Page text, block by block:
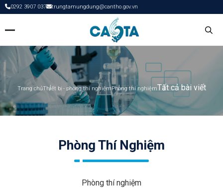
0292 3907 037 trungtamungdung@cantho.gov.vn
Trang chủThiết bị - phòng thí nghiệmPhòng thí nghiệmTất cả bài viết
Phòng Thí Nghiệm
Phòng thí nghiệm